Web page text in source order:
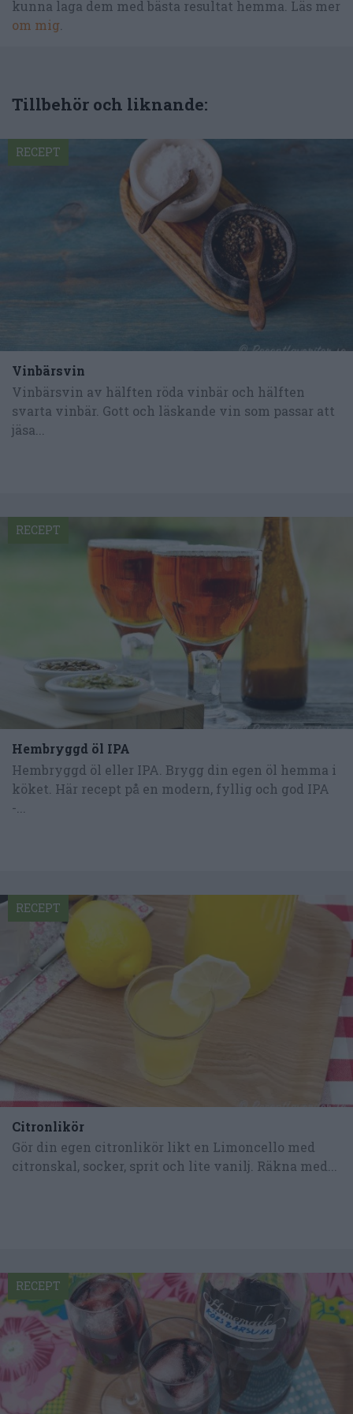
kunna laga dem med bästa resultat hemma. Läs mer
om mig.
Tillbehör och liknande:
Vinbärsvin
Vinbärsvin av hälften röda vinbär och hälften
svarta vinbär. Gott och läskande vin som passar att
jäsa...
RECEPT
Hembryggd öl IPA
Hembryggd öl eller IPA. Brygg din egen öl hemma i
köket. Här recept på en modern, fyllig och god IPA
-...
RECEPT
Citronlikör
Gör din egen citronlikör likt en Limoncello med
citronskal, socker, sprit och lite vanilj. Räkna med...
RECEPT
RECEPT